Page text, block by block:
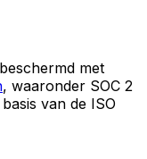
met
, waaronder SOC 2
van de ISO